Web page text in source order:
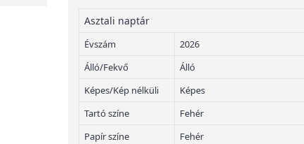
Asztali naptár
Évszám
2026
Álló/Fekvő
Álló
Képes/Kép nélküli
Képes
Tartó színe
Fehér
Papír színe
Fehér